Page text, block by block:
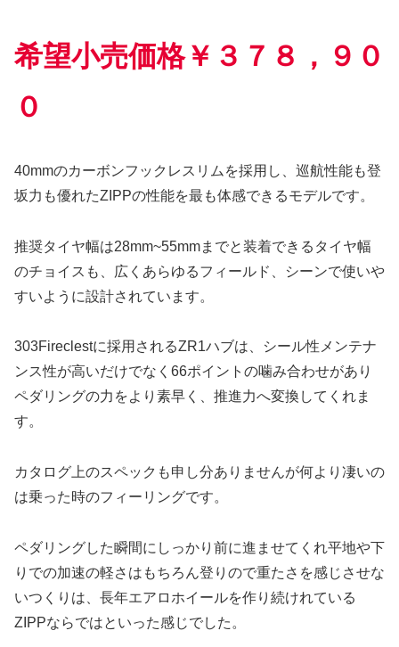
希望小売価格￥３７８，９０
０
40mmのカーボンフックレスリムを採用し、巡航性能も登
坂力も優れたZIPPの性能を最も体感できるモデルです。
推奨タイヤ幅は28mm~55mmまでと装着できるタイヤ幅
のチョイスも、広くあらゆるフィールド、シーンで使いや
すいように設計されています。
303Fireclestに採用されるZR1ハブは、シール性メンテナ
ンス性が高いだけでなく66ポイントの噛み合わせがあり
ペダリングの力をより素早く、推進力へ変換してくれま
す。
カタログ上のスペックも申し分ありませんが何より凄いの
は乗った時のフィーリングです。
ペダリングした瞬間にしっかり前に進ませてくれ平地や下
りでの加速の軽さはもちろん登りので重たさを感じさせな
いつくりは、長年エアロホイールを作り続けれている
ZIPPならではといった感じでした。